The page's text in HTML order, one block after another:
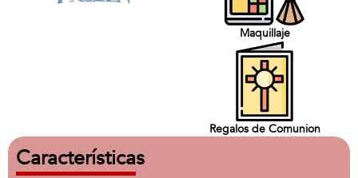
Maquillaje
Regalos de Comunion
Características